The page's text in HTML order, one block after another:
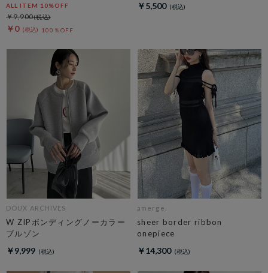
ALL ITEM 10%OFF
￥0 100％OFF
￥9,900
￥5,500
DOUX ARCHIVES
W ZIPボンディングノーカラー
ブルゾン
￥9,999
amerge.
sheer border ribbon
onepiece
￥14,300